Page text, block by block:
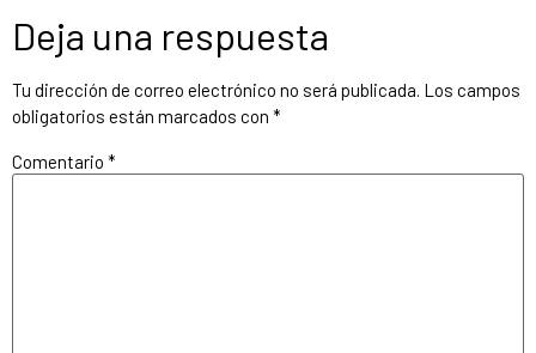
Deja una respuesta
Tu dirección de correo electrónico no será publicada. Los campos
obligatorios están marcados con *
Comentario *